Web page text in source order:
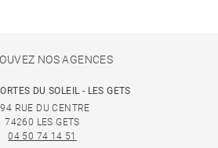
NOS AGENCES
DU SOLEIL - LES GETS
RUE DU CENTRE
74260 LES GETS
04 50 74 14 51